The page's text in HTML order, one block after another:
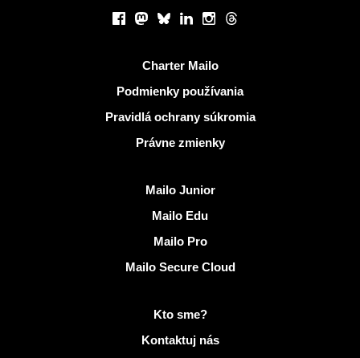
Facebook
Mastodon
BlueskyLinkedInInstagram
Threads
Charter Mailo
Podmienky používania
Pravidlá ochrany súkromia
Právne zmienky
Mailo Junior
Mailo Edu
Mailo Pro
Mailo Secure Cloud
Kto sme?
Kontaktuj nás